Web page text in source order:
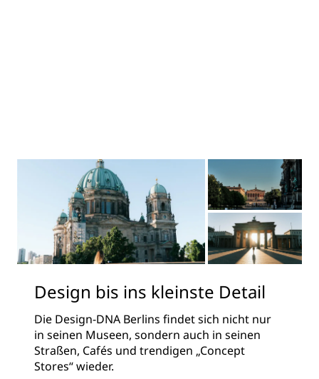
Design bis ins kleinste Detail
Die Design-DNA Berlins findet sich nicht nur
in seinen Museen, sondern auch in seinen
Straßen, Cafés und trendigen „Concept
Stores“ wieder.